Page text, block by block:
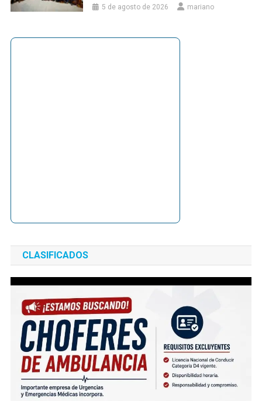
5 de agosto de 2026 mariano
CLASIFICADOS